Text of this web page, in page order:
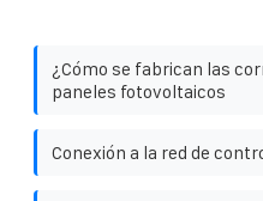
¿Cómo se fabrican las
paneles fotovoltaicos
Conexión a la red de